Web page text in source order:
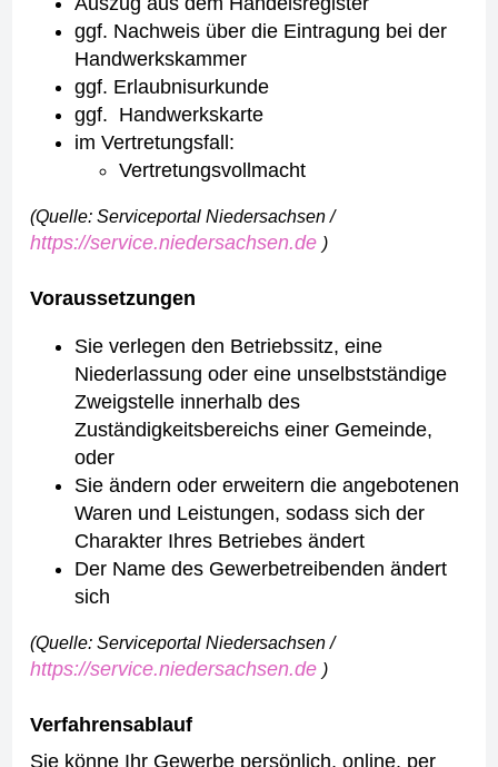
ggf. Nachweis über die Eintragung bei der
Handwerkskammer
ggf. Erlaubnisurkunde
ggf. Handwerkskarte
im Vertretungsfall:
Vertretungsvollmacht
(Quelle: Serviceportal Niedersachsen /
https://service.niedersachsen.de )
Voraussetzungen
Sie verlegen den Betriebssitz, eine
Niederlassung oder eine unselbstständige
Zweigstelle innerhalb des
Zuständigkeitsbereichs einer Gemeinde,
oder
Sie ändern oder erweitern die angebotenen
Waren und Leistungen, sodass sich der
Charakter Ihres Betriebes ändert
Der Name des Gewerbetreibenden ändert
sich
(Quelle: Serviceportal Niedersachsen /
https://service.niedersachsen.de )
Verfahrensablauf
Sie könne Ihr Gewerbe persönlich, online, per